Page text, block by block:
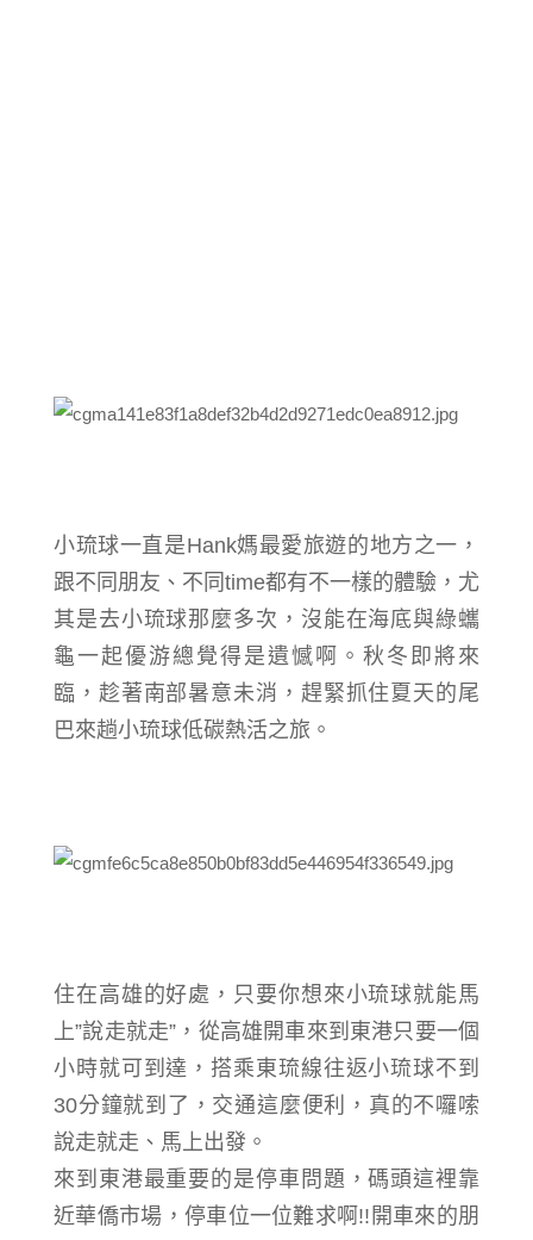
小琉球一直是Hank媽最愛旅遊的地方之一，
跟不同朋友、不同time都有不一樣的體驗，尤
其是去小琉球那麼多次，沒能在海底與綠蠵
龜一起優游總覺得是遺憾啊。秋冬即將來
臨，趁著南部暑意未消，趕緊抓住夏天的尾
巴來趟小琉球低碳熱活之旅。
住在高雄的好處，只要你想來小琉球就能馬
上”說走就走”，從高雄開車來到東港只要一個
小時就可到達，搭乘東琉線往返小琉球不到
30分鐘就到了，交通這麼便利，真的不囉嗦
說走就走、馬上出發。
來到東港最重要的是停車問題，碼頭這裡靠
近華僑市場，停車位一位難求啊!!開車來的朋